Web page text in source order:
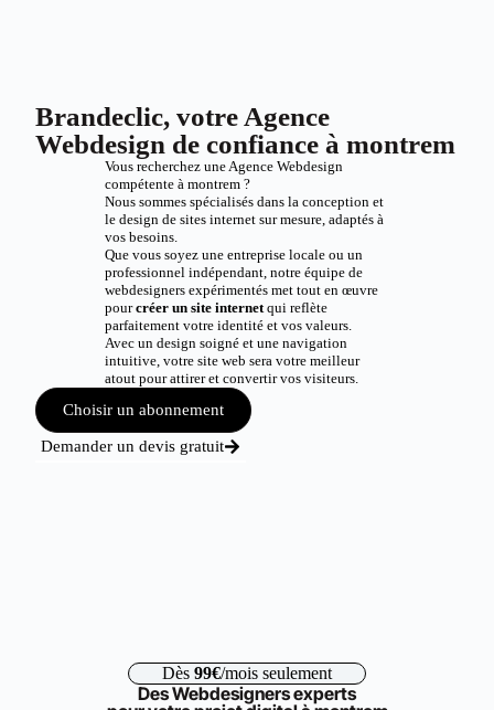
Brandeclic, votre Agence
Webdesign de confiance à montrem
Vous recherchez une Agence Webdesign
compétente à montrem ?
Nous sommes spécialisés dans la conception et
le design de sites internet sur mesure, adaptés à
vos besoins.
Que vous soyez une entreprise locale ou un
professionnel indépendant, notre équipe de
webdesigners expérimentés met tout en œuvre
pourcréer un site internetqui reflète
parfaitement votre identité et vos valeurs.
Avec un design soigné et une navigation
intuitive, votre site web sera votre meilleur
atout pour attirer et convertir vos visiteurs.
Choisir un abonnement
Demander un devis gratuit
Dès 99€/mois seulement
Des Webdesigners experts